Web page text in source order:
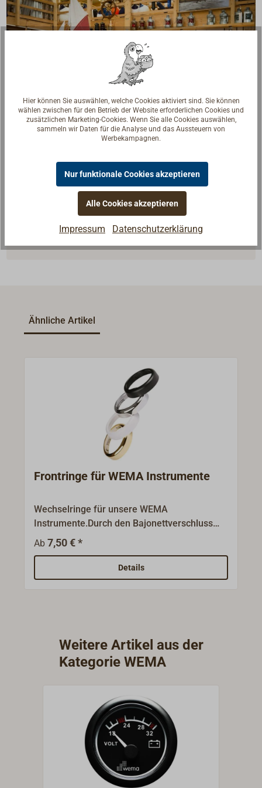
Fragen zum Artikel?
Reden Sie mit Handwerkern, Bootsbauern und
Seglerinnen. Wir verstehen Ihre Fragen und geben die
passende Antwort.
Experten kontaktieren
Ähnliche Artikel
Frontringe für WEMA Instrumente
Wechselringe für unsere WEMA
Instrumente.Durch den Bajonettverschluss
lassen sich die ursprünglichen Ringe leicht
austauschen um so die Instrumente im
Design anzupassen.Die Edelstahlringe sind
besonders flach und werden eingelassen, so
Ab7,50 € *
Details
Weitere Artikel aus der
Kategorie WEMA
Hier können Sie auswählen, welche Cookies aktiviert sind. Sie können
wählen zwischen für den Betrieb der Website erforderlichen Cookies und
zusätzlichen Marketing-Cookies. Wenn Sie alle Cookies auswählen,
sammeln wir Daten für die Analyse und das Aussteuern von
Werbekampagnen.
Nur funktionale Cookies akzeptieren
Alle Cookies akzeptieren
Impressum Datenschutzerklärung